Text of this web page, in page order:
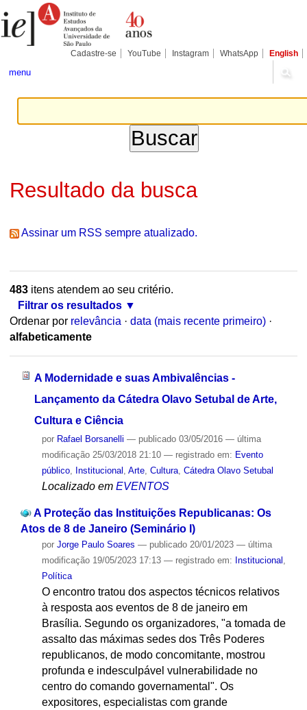
para
conteúdo.
Pessoais
Cadastre-se YouTube Instagram WhatsApp English
menu
Resultado da busca
Assinar um RSS sempre atualizado.
483itens atendem ao seu critério.
Filtrar os resultados
Ordenar por relevância · data (mais recente primeiro) ·
alfabeticamente
A Modernidade e suas Ambivalências -
Lançamento da Cátedra Olavo Setubal de Arte,
Cultura e Ciência
por Rafael Borsanelli — publicado03/05/2016 — última
modificação25/03/2018 21:10 — registrado em: Evento
público, Institucional Arte, Cultura, Cátedra Olavo Setubal
Localizado em EVENTOS
A Proteção das Instituições Republicanas: Os
Atos de 8 de Janeiro (Seminário I)
por Jorge Paulo Soares — publicado20/01/2023 — última
modificação19/05/2023 17:13 — registrado em: Institucional
Política
O encontro tratou dos aspectos técnicos relativos
à resposta aos eventos de 8 de janeiro em
Brasília. Segundo os organizadores, "a tomada de
assalto das máximas sedes dos Três Poderes
republicanos, de modo concomitante, mostrou
profunda e indesculpável vulnerabilidade no
centro do comando governamental". Os
expositores, especialistas com grande